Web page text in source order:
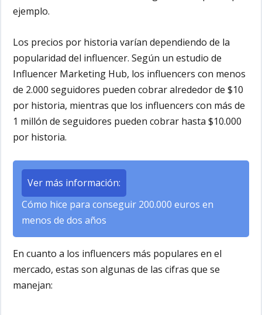
ejemplo.
Los precios por historia varían dependiendo de la
popularidad del influencer. Según un estudio de
Influencer Marketing Hub, los influencers con menos
de 2.000 seguidores pueden cobrar alrededor de $10
por historia, mientras que los influencers con más de
1 millón de seguidores pueden cobrar hasta $10.000
por historia.
Ver más información:
Cómo hice para conseguir 200.000 euros en
menos de dos años
En cuanto a los influencers más populares en el
mercado, estas son algunas de las cifras que se
manejan: